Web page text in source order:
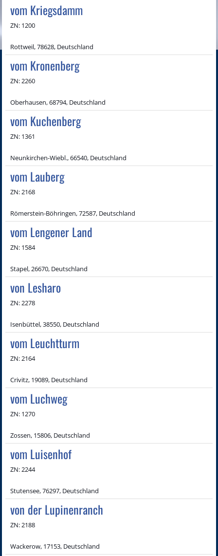
vom Kriegsdamm
ZN: 1200
Rottweil, 78628, Deutschland
vom Kronenberg
ZN: 2260
Oberhausen, 68794, Deutschland
vom Kuchenberg
ZN: 1361
Neunkirchen-Wiebl., 66540, Deutschland
vom Lauberg
ZN: 2168
Römerstein-Böhringen, 72587, Deutschland
vom Lengener Land
ZN: 1584
Stapel, 26670, Deutschland
von Lesharo
ZN: 2278
Isenbüttel, 38550, Deutschland
vom Leuchtturm
ZN: 2164
Crivitz, 19089, Deutschland
vom Luchweg
ZN: 1270
Zossen, 15806, Deutschland
vom Luisenhof
ZN: 2244
Stutensee, 76297, Deutschland
von der Lupinenranch
ZN: 2188
Wackerow, 17153, Deutschland